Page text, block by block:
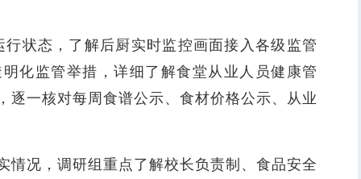
态，了解后厨实时监控画面接入各级监管
化监管举措，详细了解食堂从业人员健康管
逐一核对每周食谱公示、食材价格公示、从业
况，调研组重点了解校长负责制、食品安全